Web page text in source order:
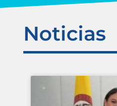
Noticias